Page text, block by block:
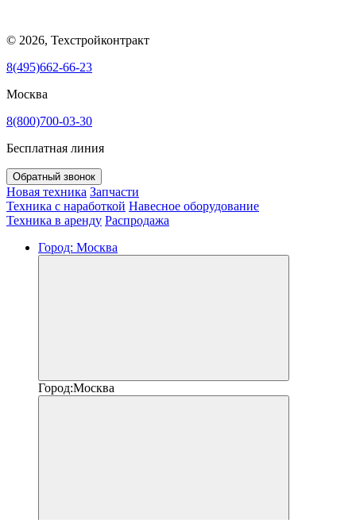
© 2026, Техстройконтракт
8(495)662-66-23
Москва
8(800)700-03-30
Бесплатная линия
Обратный звонок
Новая техника Запчасти
Техника с наработкой Навесное оборудование
Техника в аренду Распродажа
Город: Москва
Город:Москва